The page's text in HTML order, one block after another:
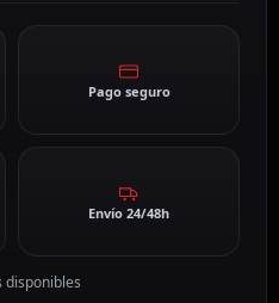
Pago seguro
Envío 24/48h
disponibles